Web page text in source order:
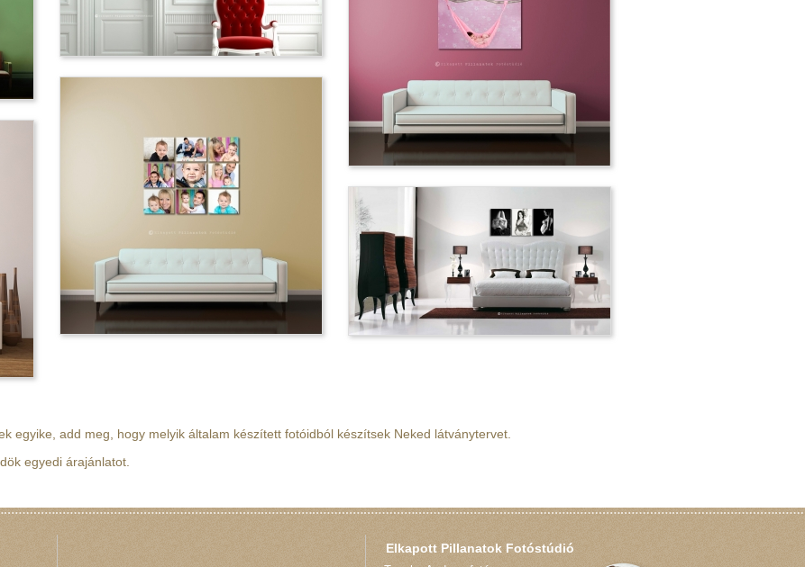
egyike, add meg, hogy melyik általam készített fotóidból készítsek Neked látványtervet.
egyedi árajánlatot.
Elkapott Pillanatok Fotóstúdió